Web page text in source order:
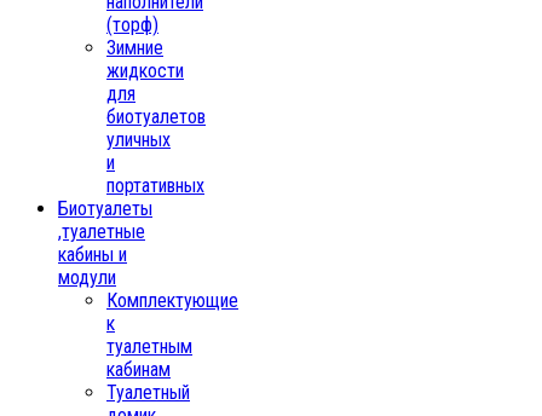
(торф)
Зимние
жидкости
для
биотуалетов
уличных
и
портативных
Биотуалеты
,туалетные
кабины и
модули
Комплектующие
к
туалетным
кабинам
Туалетный